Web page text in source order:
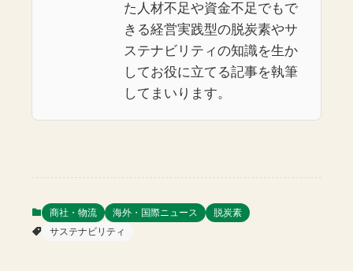
た人材不足や資金不足でもで
きる経営実践型の脱炭素やサ
ステナビリティの知識を生か
してお役に立てる記事を執筆
してまいります。
商社・物流 海外・国際ニュース
脱炭素
サステナビリティ